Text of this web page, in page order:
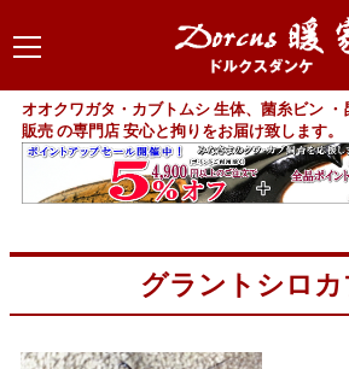
オオクワガタ・カブトムシ 生体、菌糸ビン
販売 の専門店 安心と拘りをお届け致します。
グラントシロカ